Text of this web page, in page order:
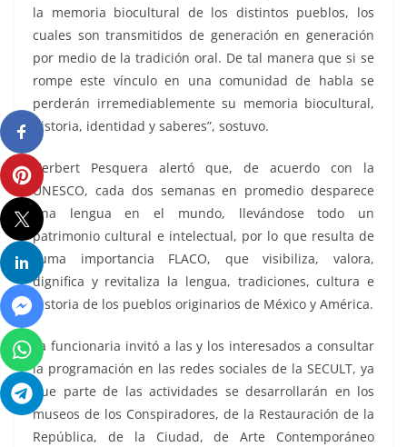
la memoria biocultural de los distintos pueblos, los
cuales son transmitidos de generación en generación
por medio de la tradición oral. De tal manera que si se
rompe este vínculo en una comunidad de habla se
perderán irremediablemente su memoria biocultural,
historia, identidad y saberes”, sostuvo.
Herbert Pesquera alertó que, de acuerdo con la
UNESCO, cada dos semanas en promedio desparece
una lengua en el mundo, llevándose todo un
patrimonio cultural e intelectual, por lo que resulta de
suma importancia FLACO, que visibiliza, valora,
dignifica y revitaliza la lengua, tradiciones, cultura e
historia de los pueblos originarios de México y América.
La funcionaria invitó a las y los interesados a consultar
la programación en las redes sociales de la SECULT, ya
que parte de las actividades se desarrollarán en los
museos de los Conspiradores, de la Restauración de la
República, de la Ciudad, de Arte Contemporáneo